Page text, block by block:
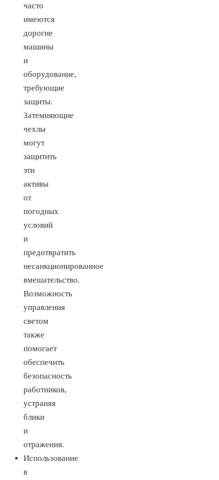
часто
имеются
дорогие
машины
и
оборудование,
требующие
защиты.
Затемняющие
чехлы
могут
защитить
эти
активы
от
погодных
условий
и
предотвратить
несанкционированное
вмешательство.
Возможность
управления
светом
также
помогает
обеспечить
безопасность
работников,
устраняя
блики
и
отражения.
Использование
в